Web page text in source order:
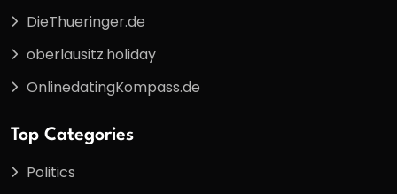
DieThueringer.de
oberlausitz.holiday
OnlinedatingKompass.de
Top Categories
Politics